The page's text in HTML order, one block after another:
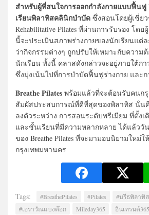
สำหรับผู้ที่สนใจการออกกำลังกายแบบฟื้นฟู
เรียนพิลาทิสคลินิกบำบัด ซึ่งสอนโดยผู้เชี่ย
Rehabilitative Pilates ที่ผ่านการรับรอง โด
นี้จะประเมินสภาพร่างกายของนักเรียนแต่
ว่ากิจกรรมต่างๆ ถูกปรับให้เหมาะกับความ
นักเรียน ทั้งนี้ คลาสดังกล่าวจะอยู่ภายใต้ก
ซึ่งมุ่งเน้นไปที่การบำบัดฟื้นฟูร่างกาย และก
Breathe Pilates พร้อมแล้วที่จะต้อนรับคนกรุ
สัมผัสประสบการณ์ที่ดีที่สุดของพิลาทิส นั่น
ลงตัวระหว่าง การสอนระดับพรีเมียม ที่ตั้ง
และชั้นเรียนที่มีความหลากหลาย ได้แล้ววั
ของ Breathe Pilates ที่จะมามอบนิยามใหม่
กรุงเทพมหานคร
Tags: #BreathePilates #Pilates #บรีธพิลาทิส
#เอราวัณแบงค๊อก
Mileday365 อินเทรนด์